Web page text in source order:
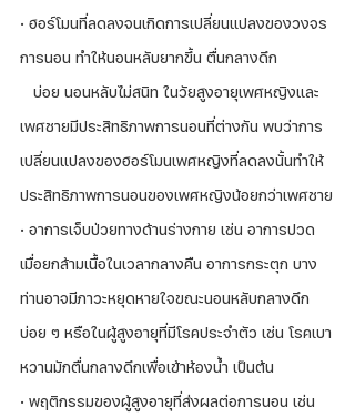
· ฮอร์โมนที่ลดลงจนเกิดการเปลี่ยนแปลงของวงจร
การนอน ทำให้นอนหลับยากขึ้น ตื่นกลางดึก
   บ่อย นอนหลับไม่สนิท ในวัยสูงอายุเพศหญิงและ
เพศชายมีประสิทธิภาพการนอนที่ต่างกัน พบว่าการ
เปลี่ยนแปลงของฮอร์โมนเพศหญิงที่ลดลงนั้นทำให้
ประสิทธิภาพการนอนของเพศหญิงน้อยกว่าเพศชาย
· อาการเจ็บป่วยทางด้านร่างกาย เช่น อาการปวด
เมื่อยกล้ามเนื้อในเวลากลางคืน อาการกระตุก บาง
ท่านอาจมีภาวะหยุดหายใจขณะนอนหลับกลางดึก
บ่อย ๆ หรือในผู้สูงอายุที่มีโรคประจำตัว เช่น โรคเบา
หวานมักตื่นกลางดึกเพื่อเข้าห้องน้ำ เป็นต้น
· พฤติกรรมของผู้สูงอายุที่ส่งผลต่อการนอน เช่น